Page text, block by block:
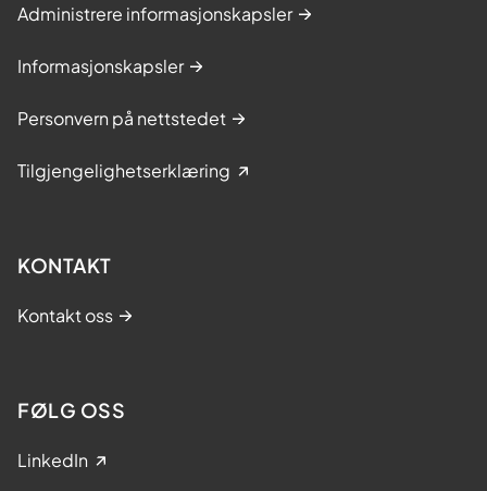
Administrere informasjonskapsler
Informasjonskapsler
Personvern på nettstedet
Tilgjengelighetserklæring
KONTAKT
Kontakt oss
FØLG OSS
LinkedIn